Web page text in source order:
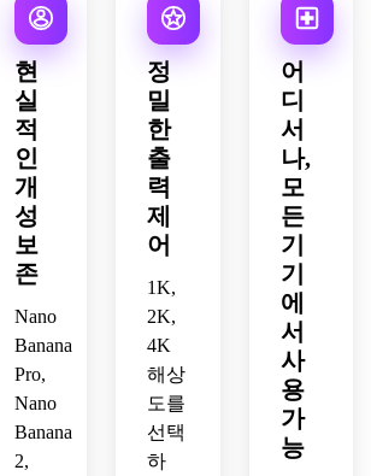
습의
립 배
또렷
한 얼
굴 디
테일,
고급
에디
토리
얼 느
낌을
가미
한 사
실적
이고
신뢰
도 높
은 전
현
실
적
인
개
성
보
존
Nano
Banana
Pro,
Nano
Banana
2,
정
밀
한
출
력
제
어
1K,
2K,
4K
해상
도를
선택
하
어
디
서
나,
모
든
기
기
에
서
사
용
가
능